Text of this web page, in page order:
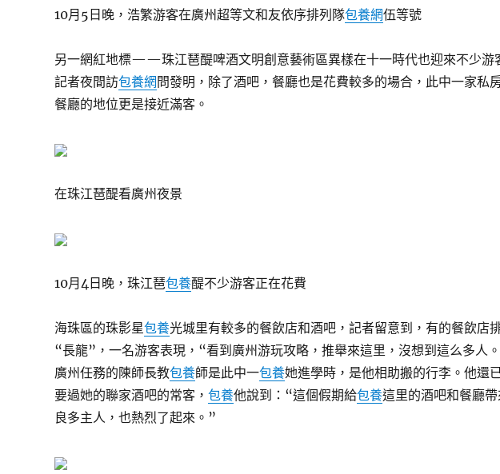
10月5日晚，浩繁游客在廣州超等文和友依序排列隊包養網伍等號
另一網紅地標——珠江琶醍啤酒文明創意藝術區異樣在十一時代也迎來不少游
記者夜間訪包養網 問發明，除了酒吧，餐廳也是花費較多的場合，此中一家私
餐廳的地位更是接近滿客。
在珠江琶醍看廣州夜景
10月4日晚，珠江琶包養醍不少游客正在花費
海珠區的珠影星包養光城里有較多的餐飲店和酒吧，記者留意到，有的餐飲店
“長龍”，一名游客表現，“看到廣州游玩攻略，推舉來這里，沒想到這么多人
廣州任務的陳師長教包養師是此中一包養她進學時，是他相助搬的行李。他還
要過她的聯家酒吧的常客，包養他說到：“這個假期給包養這里的酒吧和餐廳帶
良多主人，也熱烈了起來。”